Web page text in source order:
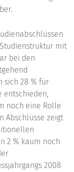
mit
bei den
sich 28 % für
entschieden,
noch eine Rolle
Abschlüsse zeigt
2 % kaum noch
2008